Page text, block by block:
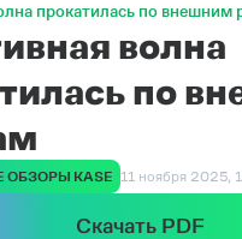
прокатилась по внешним
волна
по
KASE 11 ноября 2025,
Скачать PDF